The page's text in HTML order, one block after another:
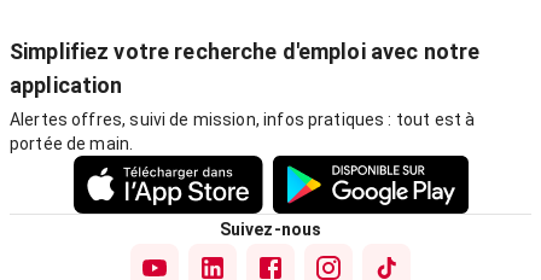
Simplifiez votre recherche d'emploi avec notre
application
Alertes offres, suivi de mission, infos pratiques : tout est à
portée de main.
Suivez-nous